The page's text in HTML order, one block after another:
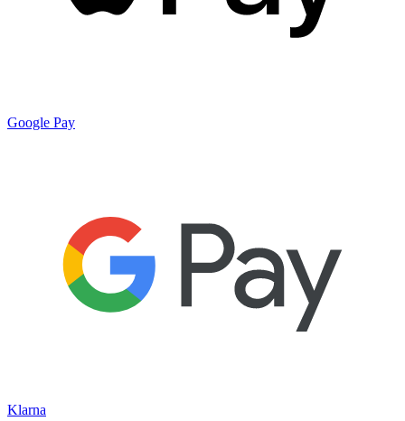
Google Pay
Klarna